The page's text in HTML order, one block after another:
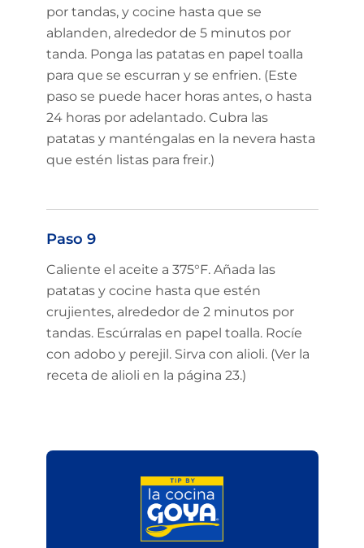
por tandas, y cocine hasta que se
ablanden, alrededor de 5 minutos por
tanda. Ponga las patatas en papel toalla
para que se escurran y se enfrien. (Este
paso se puede hacer horas antes, o hasta
24 horas por adelantado. Cubra las
patatas y manténgalas en la nevera hasta
que estén listas para freir.)
Paso 9
Caliente el aceite a 375°F. Añada las
patatas y cocine hasta que estén
crujientes, alrededor de 2 minutos por
tandas. Escúrralas en papel toalla. Rocíe
con adobo y perejil. Sirva con alioli. (Ver la
receta de alioli en la página 23.)
Limited time!
Sign up and save on select
GOYA favorites!